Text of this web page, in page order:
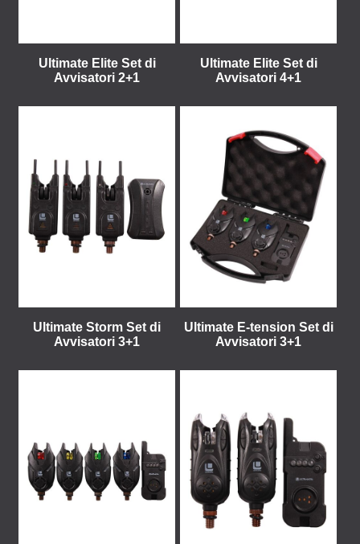
Ultimate Elite Set di
Avvisatori 2+1
Ultimate Elite Set di
Avvisatori 4+1
Ultimate Storm Set di
Avvisatori 3+1
Ultimate E-tension Set di
Avvisatori 3+1